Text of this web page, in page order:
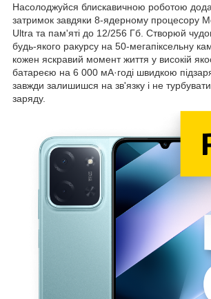
Насолоджуйся блискавичною роботою
затримок завдяки 8-ядерному процесору
Ultra та пам'яті до 12/256 Гб. Створюй
будь-якого ракурсу на 50-мегапіксельну
кожен яскравий момент життя у високій
батареєю на 6 000 мА·годі швидкою
завжди залишишся на зв'язку і не
заряду.